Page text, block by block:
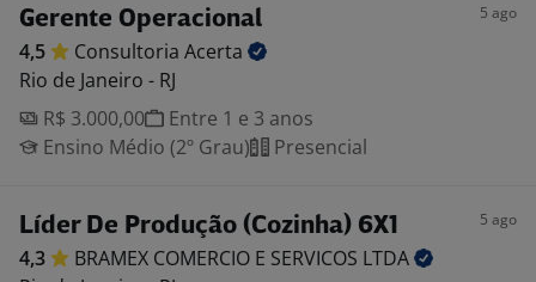
Gerente Operacional 5 ago
4,5 Consultoria Acerta
Rio de Janeiro - RJ
R$ 3.000,00
Entre 1 e 3 anos
Ensino Médio (2º Grau)
Presencial
Líder De Produção (Cozinha) 6X1 5 ago
4,3 BRAMEX COMERCIO E SERVICOS LTDA